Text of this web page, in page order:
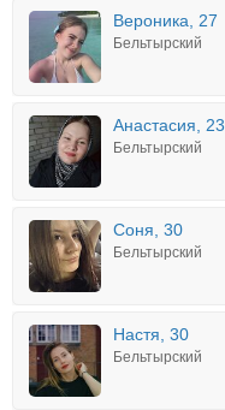
Вероника, 27
Бельтырский
Анастасия, 23
Бельтырский
Соня, 30
Бельтырский
Настя, 30
Бельтырский